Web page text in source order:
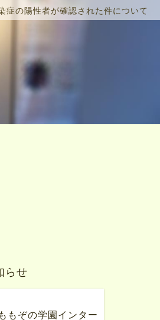
症の陽性者が確認された件について
らせ
ももぞの学園インター